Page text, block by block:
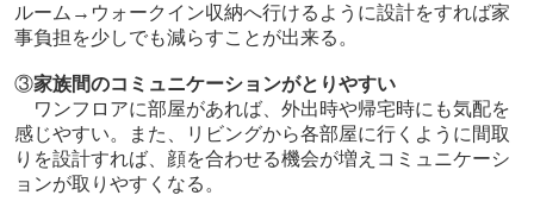
ルーム→ウォークイン収納へ行けるように設計をすれば家
事負担を少しでも減らすことが出来る。
③家族間のコミュニケーションがとりやすい
ワンフロアに部屋があれば、外出時や帰宅時にも気配を
感じやすい。また、リビングから各部屋に行くように間取
りを設計すれば、顔を合わせる機会が増えコミュニケーシ
ョンが取りやすくなる。